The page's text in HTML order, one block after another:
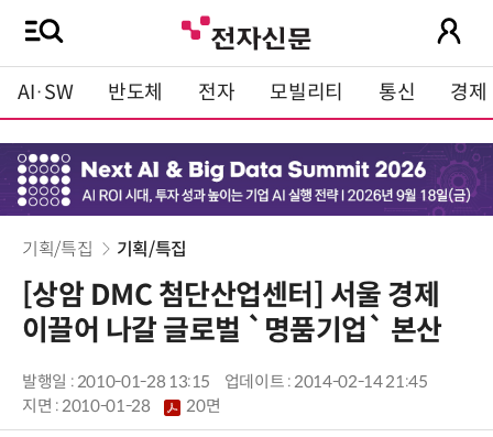
AI·SW 반도체 전자 모빌리티 통신 경제
기획/특집 기획/특집
[상암 DMC 첨단산업센터] 서울 경제
이끌어 나갈 글로벌 `명품기업` 본산
발행일 : 2010-01-28 13:15
업데이트 : 2014-02-14 21:45
지면 :2010-01-28 20면